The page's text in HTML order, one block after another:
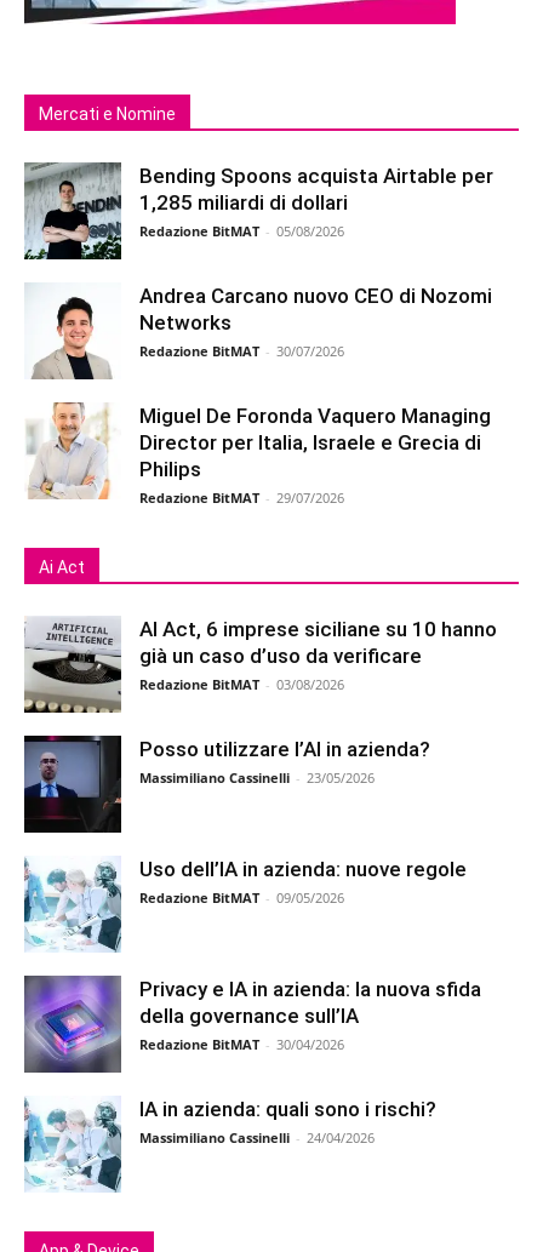
Mercati e Nomine
Bending Spoons acquista Airtable per
1,285 miliardi di dollari
Redazione BitMAT - 05/08/2026
Andrea Carcano nuovo CEO di Nozomi
Networks
Redazione BitMAT - 30/07/2026
Miguel De Foronda Vaquero Managing
Director per Italia, Israele e Grecia di
Philips
Redazione BitMAT - 29/07/2026
Ai Act
AI Act, 6 imprese siciliane su 10 hanno
già un caso d’uso da verificare
Redazione BitMAT - 03/08/2026
Posso utilizzare l’AI in azienda?
Massimiliano Cassinelli - 23/05/2026
Uso dell’IA in azienda: nuove regole
Redazione BitMAT - 09/05/2026
Privacy e IA in azienda: la nuova sfida
della governance sull’IA
Redazione BitMAT - 30/04/2026
IA in azienda: quali sono i rischi?
Massimiliano Cassinelli - 24/04/2026